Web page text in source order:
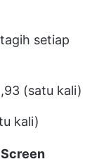
setiap
(satu kali)
kali)